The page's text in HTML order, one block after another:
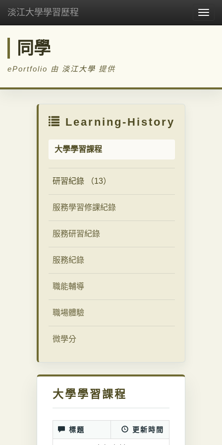
淡江大學學習歷程
同學
ePortfolio 由 淡江大學 提供
Learning-History
大學學習課程
研習紀錄 （13）
服務學習修課紀錄
服務研習紀錄
服務紀錄
職能輔導
職場體驗
微學分
大學學習課程
標題 更新時間